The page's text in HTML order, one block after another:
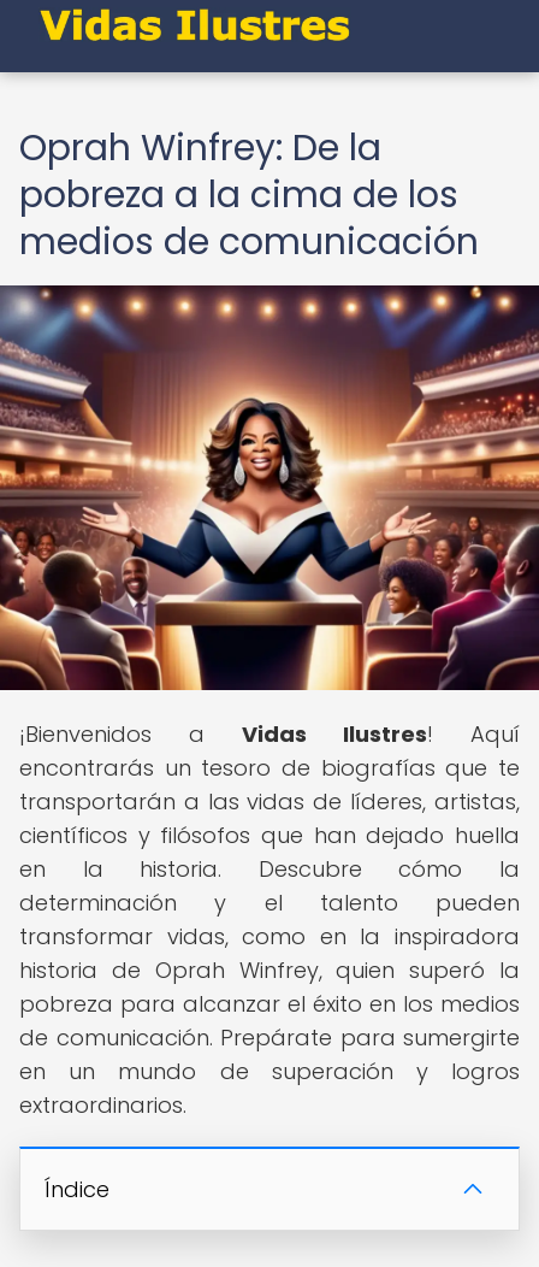
Oprah Winfrey: De la
pobreza a la cima de los
medios de comunicación
¡Bienvenidos a Vidas Ilustres! Aquí
encontrarás un tesoro de biografías que te
transportarán a las vidas de líderes, artistas,
científicos y filósofos que han dejado huella
en la historia. Descubre cómo la
determinación y el talento pueden
transformar vidas, como en la inspiradora
historia de Oprah Winfrey, quien superó la
pobreza para alcanzar el éxito en los medios
de comunicación. Prepárate para sumergirte
en un mundo de superación y logros
extraordinarios.
Índice